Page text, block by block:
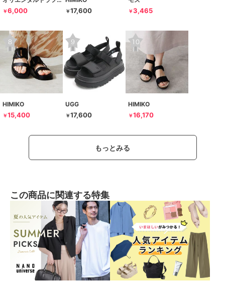
￥6,000 ￥17,600 ￥3,465
HIMIKO
￥15,400
UGG
￥17,600
HIMIKO
￥16,170
もっとみる
この商品に関連する特集